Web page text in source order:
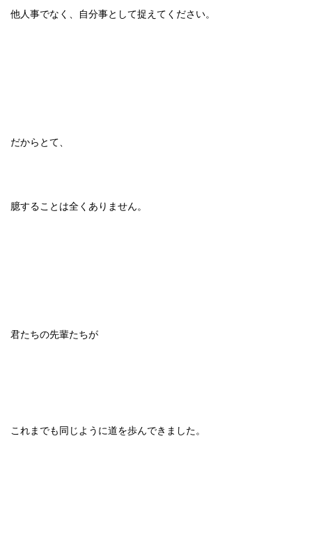
他人事でなく、自分事として捉えてください。
だからとて、
臆することは全くありません。
君たちの先輩たちが
これまでも同じように道を歩んできました。